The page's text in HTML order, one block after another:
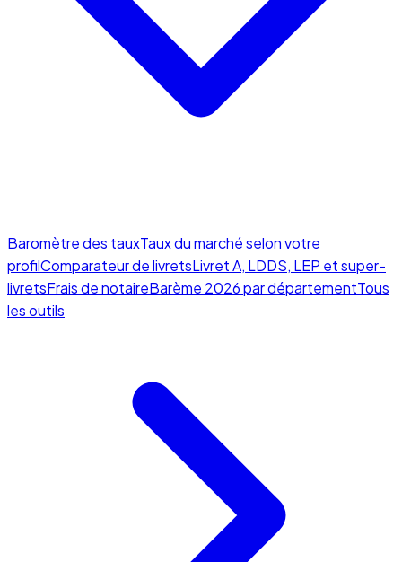
Baromètre des tauxTaux du marché selon votre
profilComparateur de livretsLivret A, LDDS, LEP et super-
livretsFrais de notaireBarème 2026 par départementTous
les outils